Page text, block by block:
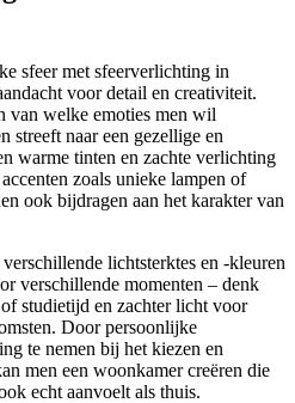
sfeer met sfeerverlichting in
voor detail en creativiteit.
van welke emoties men wil
streeft naar een gezellige en
warme tinten en zachte verlichting
zoals unieke lampen of
ook bijdragen aan het karakter van
lichtsterktes en -kleuren
verschillende momenten – denk
studietijd en zachter licht voor
Door persoonlijke
te nemen bij het kiezen en
men een woonkamer creëren die
echt aanvoelt als thuis.